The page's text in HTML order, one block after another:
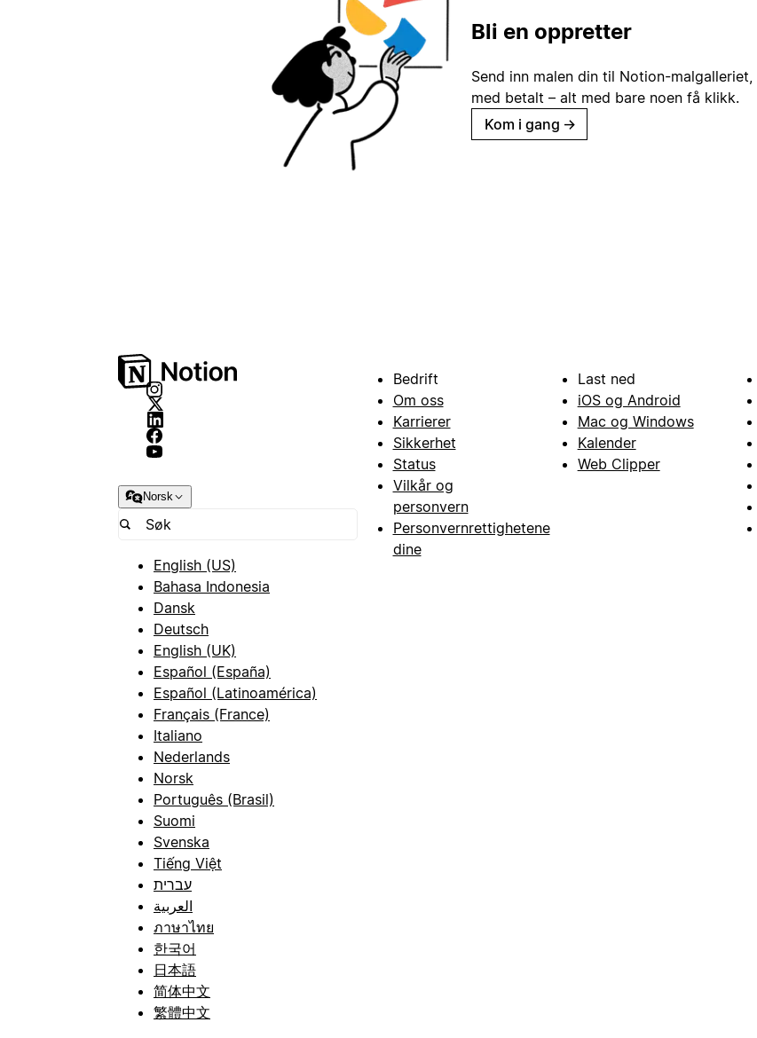
Bli en oppretter
Send inn malen din til Notion-
med betalt – alt med bare noen få klikk.
Kom i gang →
Norsk
English (US)
Bahasa Indonesia
Dansk
Deutsch
English (UK)
Español (España)
Español (Latinoamérica)
Français (France)
Italiano
Nederlands
Norsk
Português (Brasil)
Suomi
Svenska
Tiếng Việt
עברית
العربية
ภาษาไทย
한국어
日本語
简体中文
繁體中文
Bedrift
Om oss
Karrierer
Sikkerhet
Status
Vilkår og
personvern
Personvernrettighetene
dine
Last ned
iOS og Android
Mac og Windows
Kalender
Web Clipper